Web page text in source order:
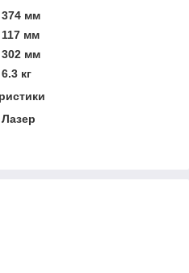
374 мм
117 мм
302 мм
6.3 кг
Лазер